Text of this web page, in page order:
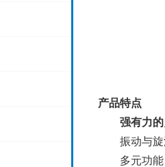
产品特点
强有力的
振动与旋涡
多元功能：